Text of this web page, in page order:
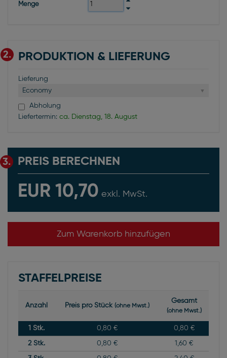
Menge
2. PRODUKTION & LIEFERUNG
Lieferung
Economy
Abholung
Liefertermin: ca. Dienstag, 18. August
3. PREIS BERECHNEN
EUR 10,70 exkl. MwSt.
Zum Warenkorb hinzufügen
STAFFELPREISE
Anzahl Preis pro Stück (ohne Mwst.)
Gesamt
(ohne Mwst.)
1 Stk. 0,80 € 0,80 €
2 Stk. 0,80 € 1,60 €